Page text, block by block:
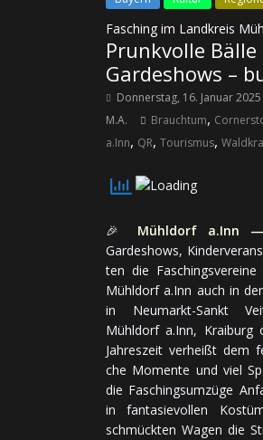
Fasching im Landkreis
Prunkvolle
Gardeshows –
Donnerstag, 16. Januar 2025
M.A.
Brauchtum,
a.Inn, QR, Tourismus,
🎉 Mühldorf a.Inn —
Gardeshows,
ten die
Mühldorf a.Inn auch in
in Neumarkt-Sankt
Mühldorf a.Inn,
Jah­res­zeit ver­heißt dem
che Mo­men­te und viel
die Faschings­um­züge
in fan­ta­sie­vol­len
schmück­ten Wagen die